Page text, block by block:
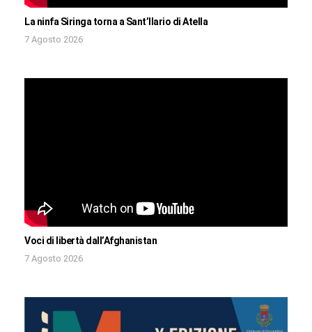
La ninfa Siringa torna a Sant’Ilario di Atella
7 Agosto 2026
Voci di libertà dall’Afghanistan
7 Agosto 2026